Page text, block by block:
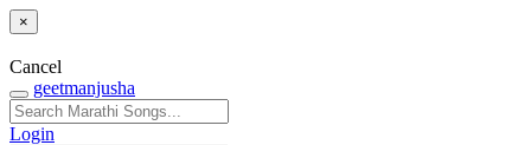
×
Cancel
geetmanjusha
Login